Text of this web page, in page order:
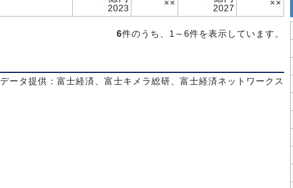
2023
××
2027
××
6件のうち、1～6件を表示しています。
データ提供：富士経済、富士キメラ総研、富士経済ネットワークス